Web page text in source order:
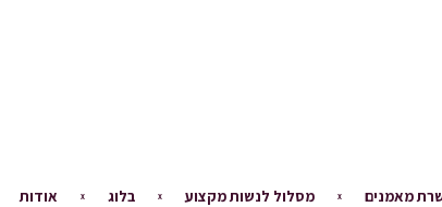
מאמנים מסלול לנשות מקצוע בלוג אודות